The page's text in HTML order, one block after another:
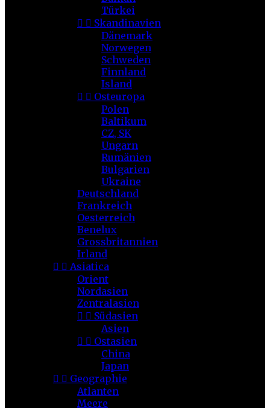
Türkei
  Skandinavien
Dänemark
Norwegen
Schweden
Finnland
Island
  Osteuropa
Polen
Baltikum
CZ, SK
Ungarn
Rumänien
Bulgarien
Ukraine
Deutschland
Frankreich
Oesterreich
Benelux
Grossbritannien
Irland
  Asiatica
Orient
Nordasien
Zentralasien
  Südasien
Asien
  Ostasien
China
Japan
  Geographie
Atlanten
Meere